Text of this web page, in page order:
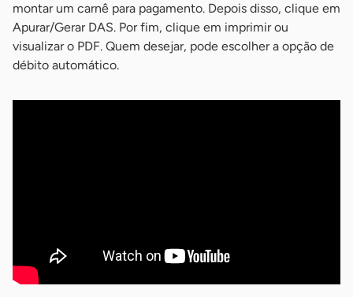
montar um carnê para pagamento. Depois disso, clique em
Apurar/Gerar DAS. Por fim, clique em imprimir ou
visualizar o PDF. Quem desejar, pode escolher a opção de
débito automático.